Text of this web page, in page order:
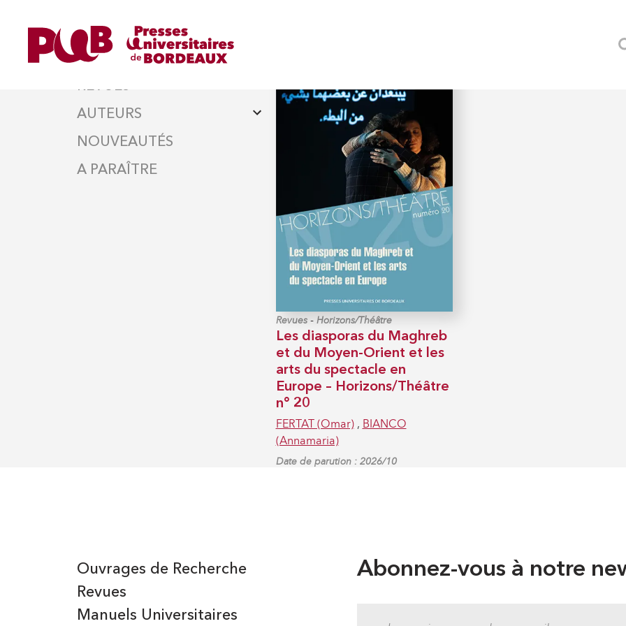
OUVRAGES
REVUES
AUTEURS
NOUVEAUTÉS
A PARAÎTRE
Revues- Horizons/Théâtre
Les diasporas du Maghreb
et du Moyen-Orient et les
arts du spectacle en
Europe – Horizons/Théâtre
n° 20
FERTAT (Omar), BIANCO
(Annamaria)
Date de parution : 2026/10
Abonnez-vous à notre
Manuels Universitaires
Ouvrages de Recherche
Revues